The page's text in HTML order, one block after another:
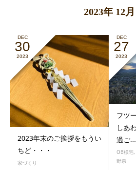
2023年 12月
DEC
30
2023
2023年末のご挨拶をもうい
ちど・・・
家づくり
DEC
27
2023
フツ
しあ
過ご...
OB様宅,
野県